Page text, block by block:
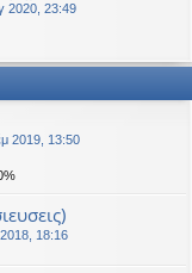
2020, 23:49
2019, 13:50
2018, 18:16